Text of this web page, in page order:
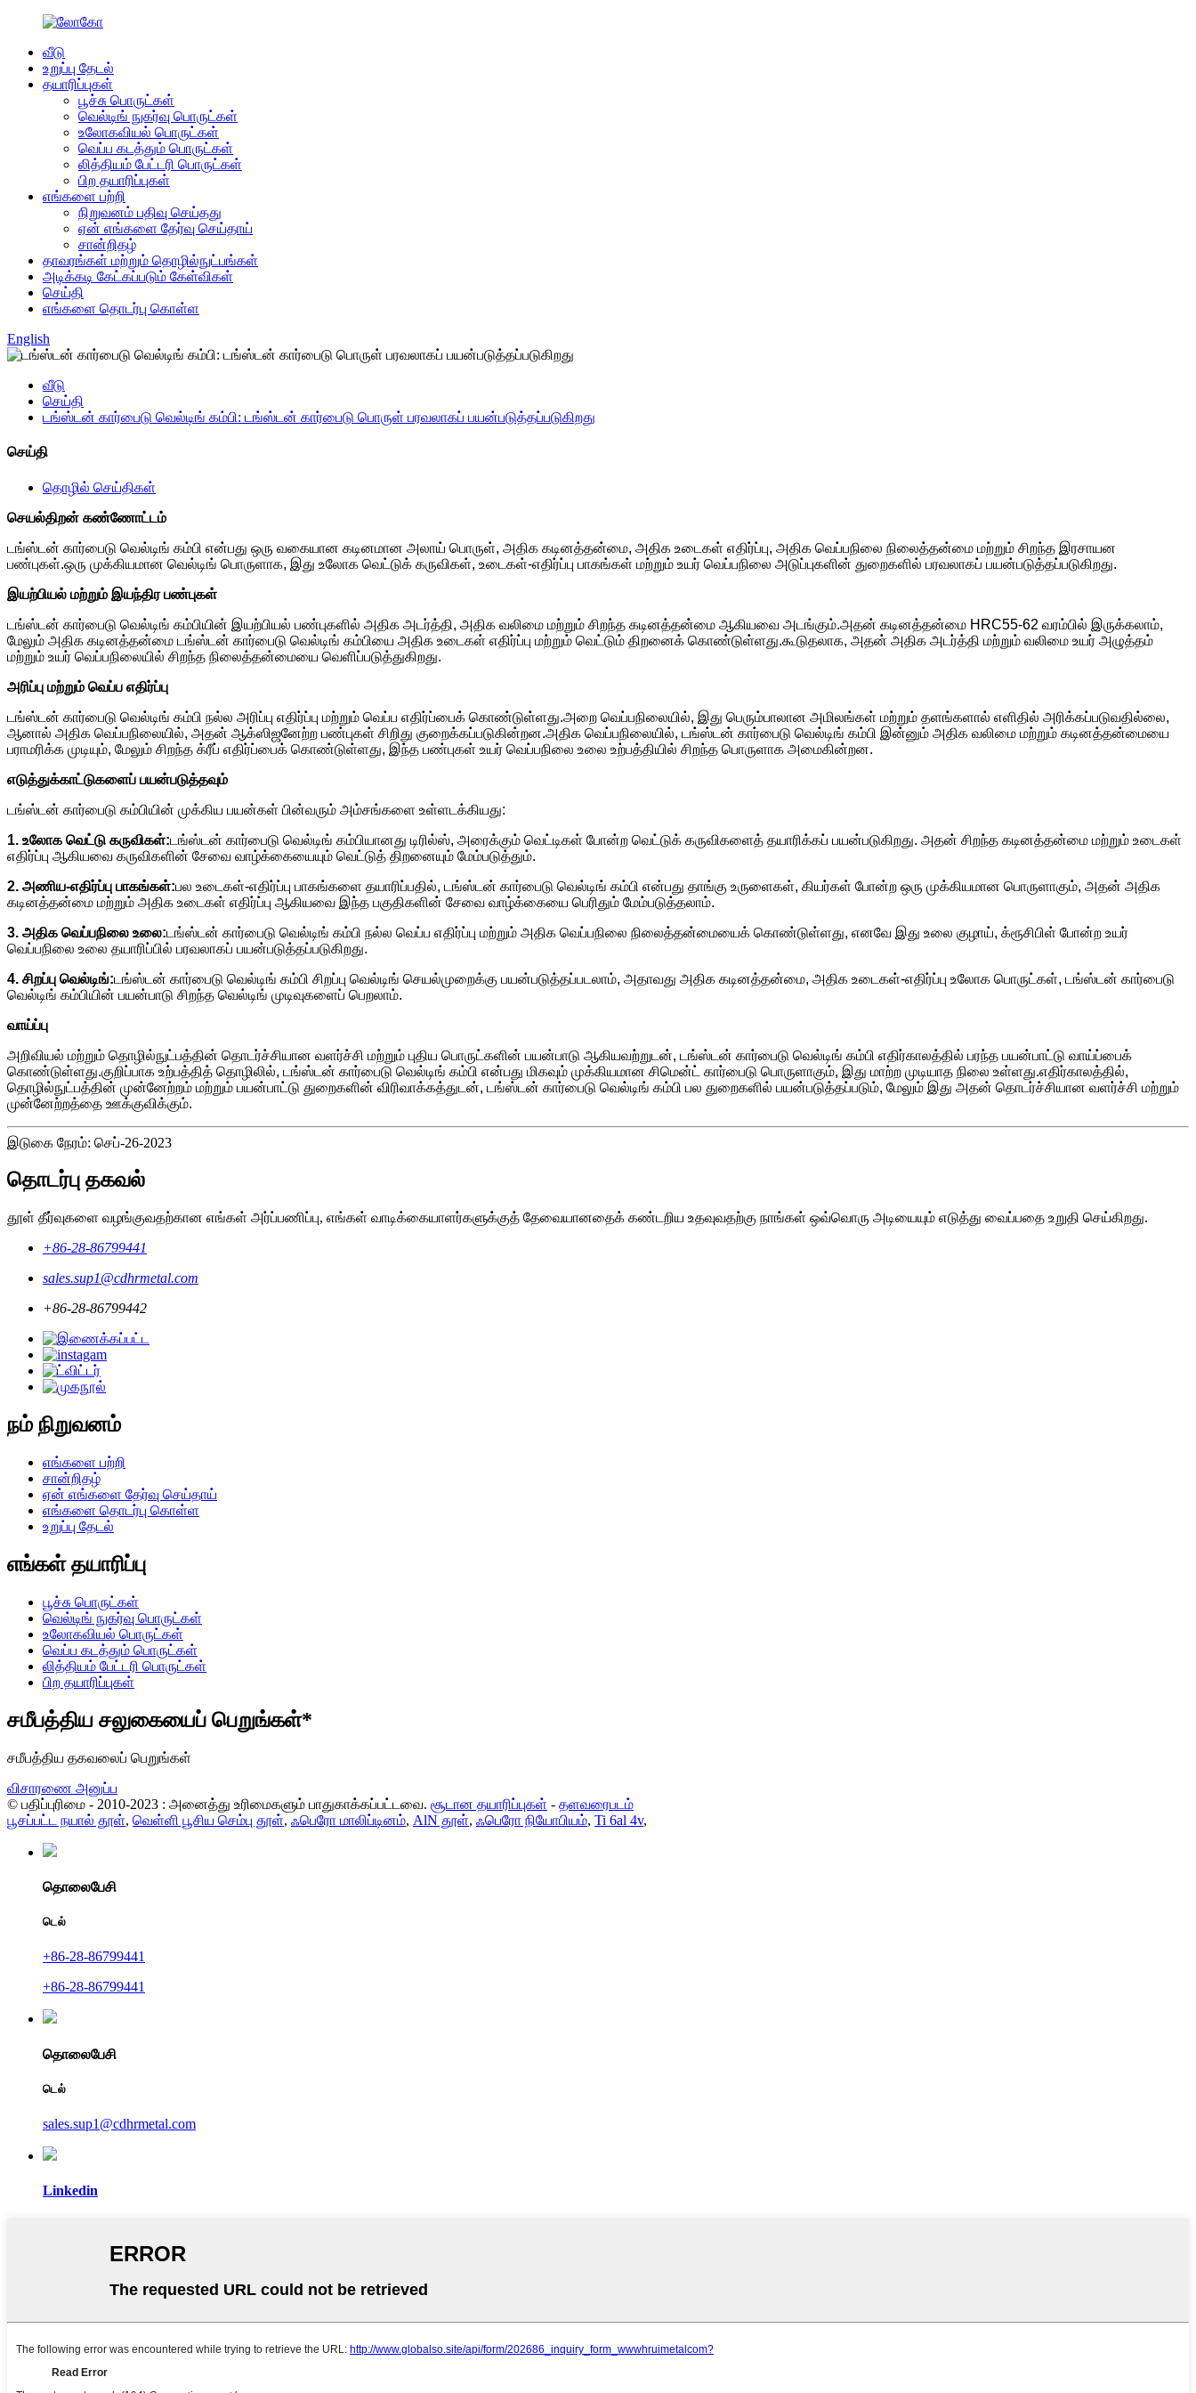
வீடு
உறுப்பு தேடல்
தயாரிப்புகள்
பூச்சு பொருட்கள்
வெல்டிங் நுகர்வு பொருட்கள்
உலோகவியல் பொருட்கள்
வெப்ப கடத்தும் பொருட்கள்
லித்தியம் பேட்டரி பொருட்கள்
பிற தயாரிப்புகள்
எங்களை பற்றி
நிறுவனம் பதிவு செய்தது
ஏன் எங்களை தேர்வு செய்தாய்
சான்றிதழ்
தாவரங்கள் மற்றும் தொழில்நுட்பங்கள்
அடிக்கடி கேட்கப்படும் கேள்விகள்
செய்தி
எங்களை தொடர்பு கொள்ள
English
வீடு
செய்தி
டங்ஸ்டன் கார்பைடு வெல்டிங் கம்பி: டங்ஸ்டன் கார்பைடு பொருள் பரவலாகப் பயன்படுத்தப்படுகிறது
செய்தி
தொழில் செய்திகள்
செயல்திறன் கண்ணோட்டம்
டங்ஸ்டன் கார்பைடு வெல்டிங் கம்பி என்பது ஒரு வகையான கடினமான அலாய் பொருள், அதிக கடினத்தன்மை, அதிக உடைகள் எதிர்ப்பு, அதிக வெப்பநிலை நிலைத்தன்மை மற்றும் சிறந்த இரசாயன
பண்புகள்.ஒரு முக்கியமான வெல்டிங் பொருளாக, இது உலோக வெட்டுக் கருவிகள், உடைகள்-எதிர்ப்பு பாகங்கள் மற்றும் உயர் வெப்பநிலை அடுப்புகளின் துறைகளில் பரவலாகப் பயன்படுத்தப்படுகிறது.
இயற்பியல் மற்றும் இயந்திர பண்புகள்
டங்ஸ்டன் கார்பைடு வெல்டிங் கம்பியின் இயற்பியல் பண்புகளில் அதிக அடர்த்தி, அதிக வலிமை மற்றும் சிறந்த கடினத்தன்மை ஆகியவை அடங்கும்.அதன் கடினத்தன்மை HRC55-62 வரம்பில் இருக்கலாம்,
மேலும் அதிக கடினத்தன்மை டங்ஸ்டன் கார்பைடு வெல்டிங் கம்பியை அதிக உடைகள் எதிர்ப்பு மற்றும் வெட்டும் திறனைக் கொண்டுள்ளது.கூடுதலாக, அதன் அதிக அடர்த்தி மற்றும் வலிமை உயர் அழுத்தம்
மற்றும் உயர் வெப்பநிலையில் சிறந்த நிலைத்தன்மையை வெளிப்படுத்துகிறது.
அரிப்பு மற்றும் வெப்ப எதிர்ப்பு
டங்ஸ்டன் கார்பைடு வெல்டிங் கம்பி நல்ல அரிப்பு எதிர்ப்பு மற்றும் வெப்ப எதிர்ப்பைக் கொண்டுள்ளது.அறை வெப்பநிலையில், இது பெரும்பாலான அமிலங்கள் மற்றும் தளங்களால் எளிதில் அரிக்கப்படுவதில்லை,
ஆனால் அதிக வெப்பநிலையில், அதன் ஆக்ஸிஜனேற்ற பண்புகள் சிறிது குறைக்கப்படுகின்றன.அதிக வெப்பநிலையில், டங்ஸ்டன் கார்பைடு வெல்டிங் கம்பி இன்னும் அதிக வலிமை மற்றும் கடினத்தன்மையை
பராமரிக்க முடியும், மேலும் சிறந்த க்ரீப் எதிர்ப்பைக் கொண்டுள்ளது, இந்த பண்புகள் உயர் வெப்பநிலை உலை உற்பத்தியில் சிறந்த பொருளாக அமைகின்றன.
எடுத்துக்காட்டுகளைப் பயன்படுத்தவும்
டங்ஸ்டன் கார்பைடு கம்பியின் முக்கிய பயன்கள் பின்வரும் அம்சங்களை உள்ளடக்கியது:
1. உலோக வெட்டு கருவிகள்:டங்ஸ்டன் கார்பைடு வெல்டிங் கம்பியானது டிரில்ஸ், அரைக்கும் வெட்டிகள் போன்ற வெட்டுக் கருவிகளைத் தயாரிக்கப் பயன்படுகிறது. அதன் சிறந்த கடினத்தன்மை மற்றும் உடைகள்
எதிர்ப்பு ஆகியவை கருவிகளின் சேவை வாழ்க்கையையும் வெட்டுத் திறனையும் மேம்படுத்தும்.
2. அணிய-எதிர்ப்பு பாகங்கள்:பல உடைகள்-எதிர்ப்பு பாகங்களை தயாரிப்பதில், டங்ஸ்டன் கார்பைடு வெல்டிங் கம்பி என்பது தாங்கு உருளைகள், கியர்கள் போன்ற ஒரு முக்கியமான பொருளாகும், அதன் அதிக
கடினத்தன்மை மற்றும் அதிக உடைகள் எதிர்ப்பு ஆகியவை இந்த பகுதிகளின் சேவை வாழ்க்கையை பெரிதும் மேம்படுத்தலாம்.
3. அதிக வெப்பநிலை உலை:டங்ஸ்டன் கார்பைடு வெல்டிங் கம்பி நல்ல வெப்ப எதிர்ப்பு மற்றும் அதிக வெப்பநிலை நிலைத்தன்மையைக் கொண்டுள்ளது, எனவே இது உலை குழாய், க்ரூசிபிள் போன்ற உயர்
வெப்பநிலை உலை தயாரிப்பில் பரவலாகப் பயன்படுத்தப்படுகிறது.
4. சிறப்பு வெல்டிங்:டங்ஸ்டன் கார்பைடு வெல்டிங் கம்பி சிறப்பு வெல்டிங் செயல்முறைக்கு பயன்படுத்தப்படலாம், அதாவது அதிக கடினத்தன்மை, அதிக உடைகள்-எதிர்ப்பு உலோக பொருட்கள், டங்ஸ்டன் கார்பைடு
வெல்டிங் கம்பியின் பயன்பாடு சிறந்த வெல்டிங் முடிவுகளைப் பெறலாம்.
வாய்ப்பு
அறிவியல் மற்றும் தொழில்நுட்பத்தின் தொடர்ச்சியான வளர்ச்சி மற்றும் புதிய பொருட்களின் பயன்பாடு ஆகியவற்றுடன், டங்ஸ்டன் கார்பைடு வெல்டிங் கம்பி எதிர்காலத்தில் பரந்த பயன்பாட்டு வாய்ப்பைக்
கொண்டுள்ளது.குறிப்பாக உற்பத்தித் தொழிலில், டங்ஸ்டன் கார்பைடு வெல்டிங் கம்பி என்பது மிகவும் முக்கியமான சிமென்ட் கார்பைடு பொருளாகும், இது மாற்ற முடியாத நிலை உள்ளது.எதிர்காலத்தில்,
தொழில்நுட்பத்தின் முன்னேற்றம் மற்றும் பயன்பாட்டு துறைகளின் விரிவாக்கத்துடன், டங்ஸ்டன் கார்பைடு வெல்டிங் கம்பி பல துறைகளில் பயன்படுத்தப்படும், மேலும் இது அதன் தொடர்ச்சியான வளர்ச்சி மற்றும்
முன்னேற்றத்தை ஊக்குவிக்கும்.
இடுகை நேரம்: செப்-26-2023
தொடர்பு தகவல்
தூள் தீர்வுகளை வழங்குவதற்கான எங்கள் அர்ப்பணிப்பு, எங்கள் வாடிக்கையாளர்களுக்குத் தேவையானதைக் கண்டறிய உதவுவதற்கு நாங்கள் ஒவ்வொரு அடியையும் எடுத்து வைப்பதை உறுதி செய்கிறது.
+86-28-86799441
sales.sup1@cdhrmetal.com
+86-28-86799442
நம் நிறுவனம்
எங்களை பற்றி
சான்றிதழ்
ஏன் எங்களை தேர்வு செய்தாய்
எங்களை தொடர்பு கொள்ள
உறுப்பு தேடல்
எங்கள் தயாரிப்பு
பூச்சு பொருட்கள்
வெல்டிங் நுகர்வு பொருட்கள்
உலோகவியல் பொருட்கள்
வெப்ப கடத்தும் பொருட்கள்
லித்தியம் பேட்டரி பொருட்கள்
பிற தயாரிப்புகள்
சமீபத்திய சலுகையைப் பெறுங்கள்*
சமீபத்திய தகவலைப் பெறுங்கள்
விசாரணை அனுப்ப
© பதிப்புரிமை - 2010-2023 : அனைத்து உரிமைகளும் பாதுகாக்கப்பட்டவை. சூடான தயாரிப்புகள் - தளவரைபடம்
பூசப்பட்ட நயால் தூள், வெள்ளி பூசிய செம்பு தூள், ஃபெரோ மாலிப்டினம், AlN தூள், ஃபெரோ நியோபியம், Ti 6al 4v,
தொலைபேசி
டெல்
+86-28-86799441
+86-28-86799441
தொலைபேசி
டெல்
sales.sup1@cdhrmetal.com
Linkedin